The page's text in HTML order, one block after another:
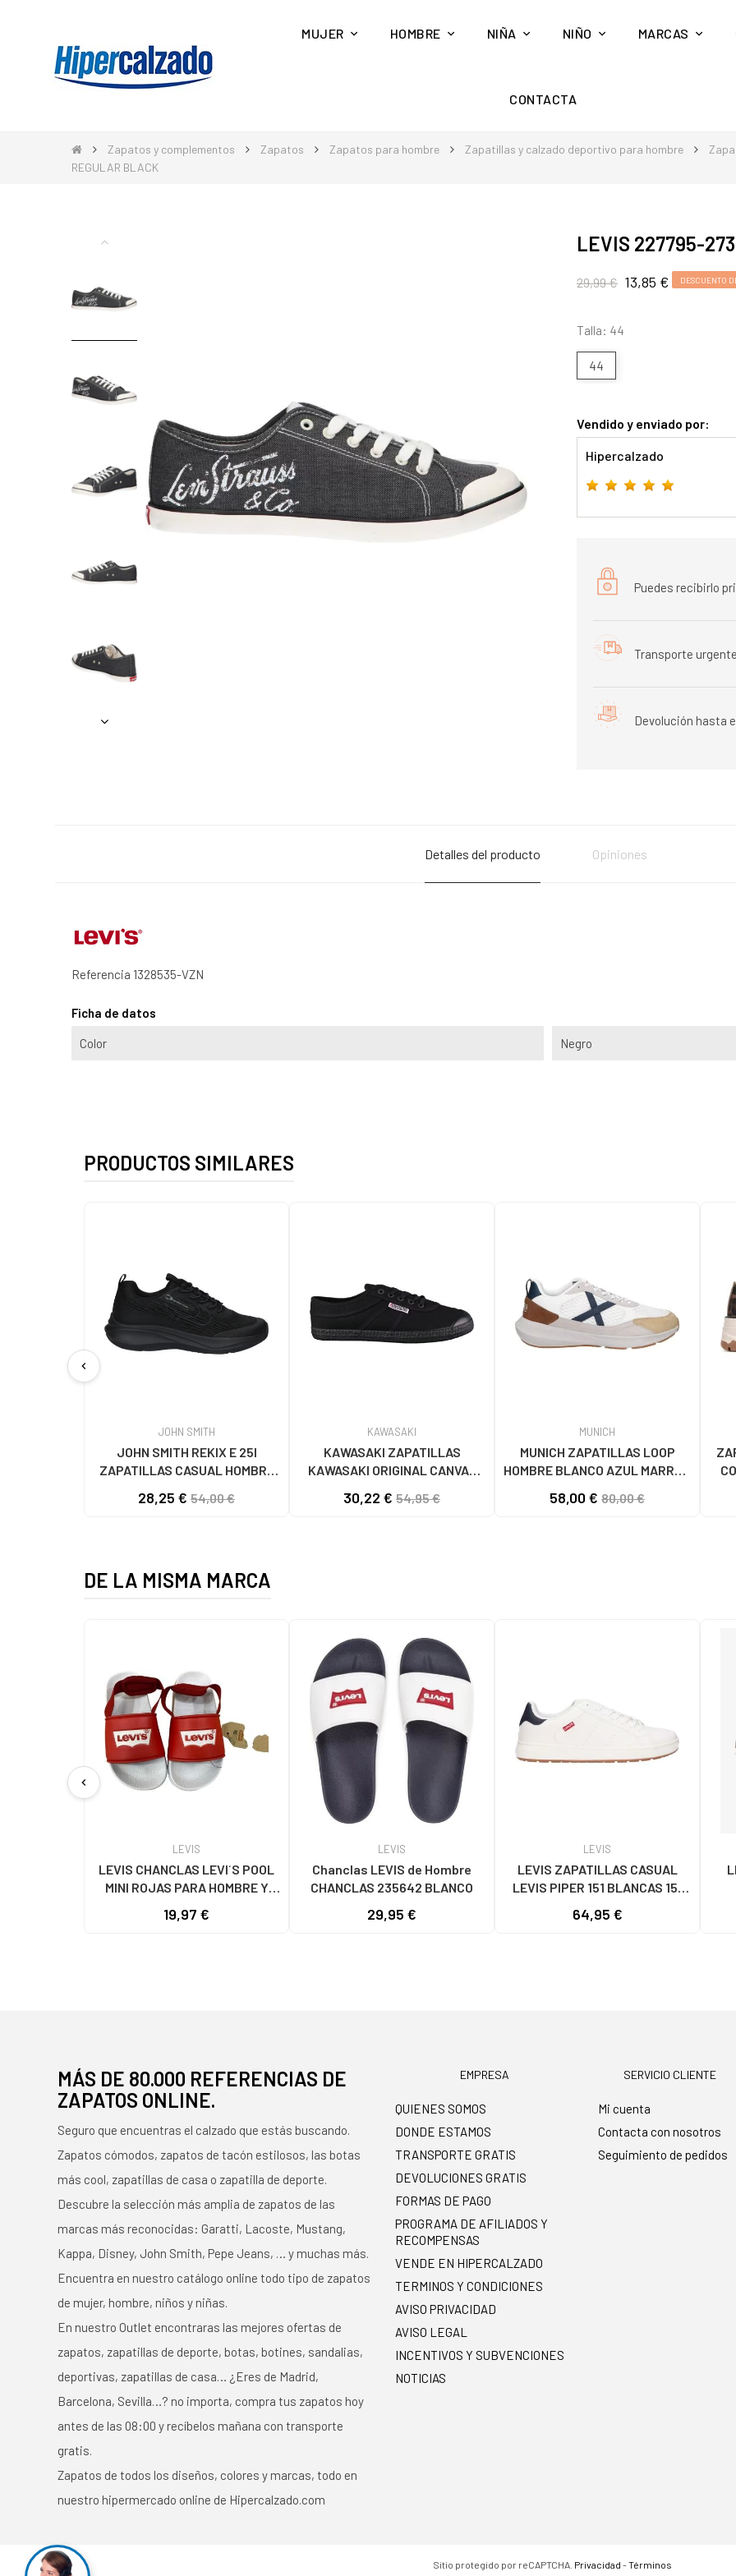
MUJER HOMBRE NIÑA NIÑO MARCAS
CONTACTA
Zapatos y complementos Zapatos Zapatos para hombre Zapatillas y calzado deportivo para hombre
REGULAR BLACK
LEVIS 227795-
29,99 € 13,85 € DESCUENTO
Talla: 44
44
Vendido y enviado por:
Hipercalzado
Puedes recibirlo
Transporte
Devolución hasta
Detalles del producto Opiniones
Referencia 1328535-VZN
Ficha de datos
Color Negro
PRODUCTOS SIMILARES
chevron_left
JOHN SMITH
JOHN SMITH REKIX E 25I
ZAPATILLAS CASUAL HOMBRE
28,25 € 54,00 €
KAWASAKI
KAWASAKI ZAPATILLAS
KAWASAKI ORIGINAL CANVAS
1001S BLACK SOLID
30,22 € 54,95 €
MUNICH
MUNICH ZAPATILLAS LOOP
HOMBRE BLANCO AZUL MARRÓN
58,00 € 80,00 €
DE LA MISMA MARCA
chevron_left
LEVIS
LEVIS CHANCLAS LEVI´S POOL
MINI ROJAS PARA HOMBRE Y
19,97 €
LEVIS
Chanclas LEVIS de Hombre
CHANCLAS 235642 BLANCO
29,95 €
LEVIS
LEVIS ZAPATILLAS CASUAL
LEVIS PIPER 151 BLANCAS 151
64,95 €
MÁS DE 80.000 REFERENCIAS DE
ZAPATOS ONLINE.
Seguro que encuentras el calzado que estás buscando.
Zapatos cómodos, zapatos de tacón estilosos, las botas
más cool, zapatillas de casa o zapatilla de deporte.
Descubre la selección más amplia de zapatos de las
marcas más reconocidas: Garatti, Lacoste, Mustang,
Kappa, Disney, John Smith, Pepe Jeans, … y muchas más.
Encuentra en nuestro catálogo online todo tipo de zapatos
de mujer, hombre, niños y niñas.
En nuestro Outlet encontraras las mejores ofertas de
zapatos, zapatillas de deporte, botas, botines, sandalias,
deportivas, zapatillas de casa… ¿Eres de Madrid,
Barcelona, Sevilla…? no importa, compra tus zapatos hoy
antes de las 08:00 y recíbelos mañana con transporte
gratis.
Zapatos de todos los diseños, colores y marcas, todo en
nuestro hipermercado online de Hipercalzado.com
EMPRESA
QUIENES SOMOS
DONDE ESTAMOS
TRANSPORTE GRATIS
DEVOLUCIONES GRATIS
FORMAS DE PAGO
PROGRAMA DE AFILIADOS Y
RECOMPENSAS
VENDE EN HIPERCALZADO
TERMINOS Y CONDICIONES
AVISO PRIVACIDAD
AVISO LEGAL
INCENTIVOS Y SUBVENCIONES
NOTICIAS
SERVICIO CLIENTE
Mi cuenta
Contacta con nosotros
Seguimiento de pedidos
Sitio protegido por reCAPTCHA. Privacidad -Términos